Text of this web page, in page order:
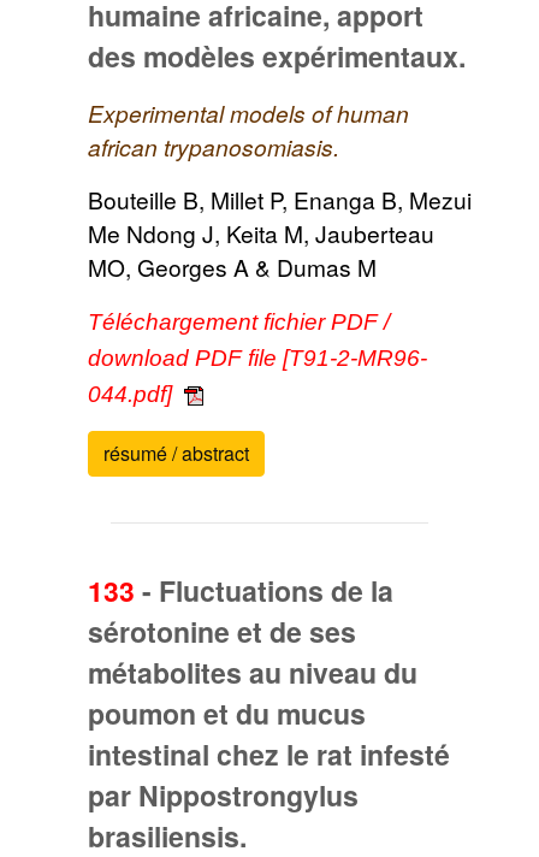
humaine africaine, apport
des modèles expérimentaux.
Experimental models of human
african trypanosomiasis.
Bouteille B, Millet P, Enanga B, Mezui
Me Ndong J, Keita M, Jauberteau
MO, Georges A & Dumas M
Téléchargement fichier PDF /
download PDF file [T91-2-MR96-
044.pdf]
résumé / abstract
133 - Fluctuations de la
sérotonine et de ses
métabolites au niveau du
poumon et du mucus
intestinal chez le rat infesté
par Nippostrongylus
brasiliensis.